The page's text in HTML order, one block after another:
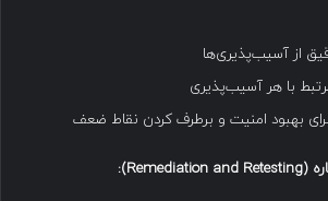
از آسیب‌پذیری‌ها
با هر آسیب‌پذیری
بهبود امنیت و برطرف کردن نقاط ضعف
(Remediation and Retesting):